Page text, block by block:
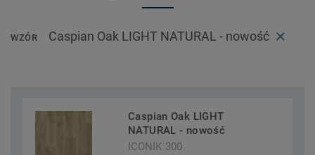
WZÓR Caspian Oak LIGHT NATURAL - nowość
Caspian Oak LIGHT
NATURAL - nowość
ICONIK 300